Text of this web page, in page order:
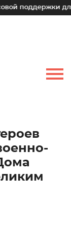
для малых